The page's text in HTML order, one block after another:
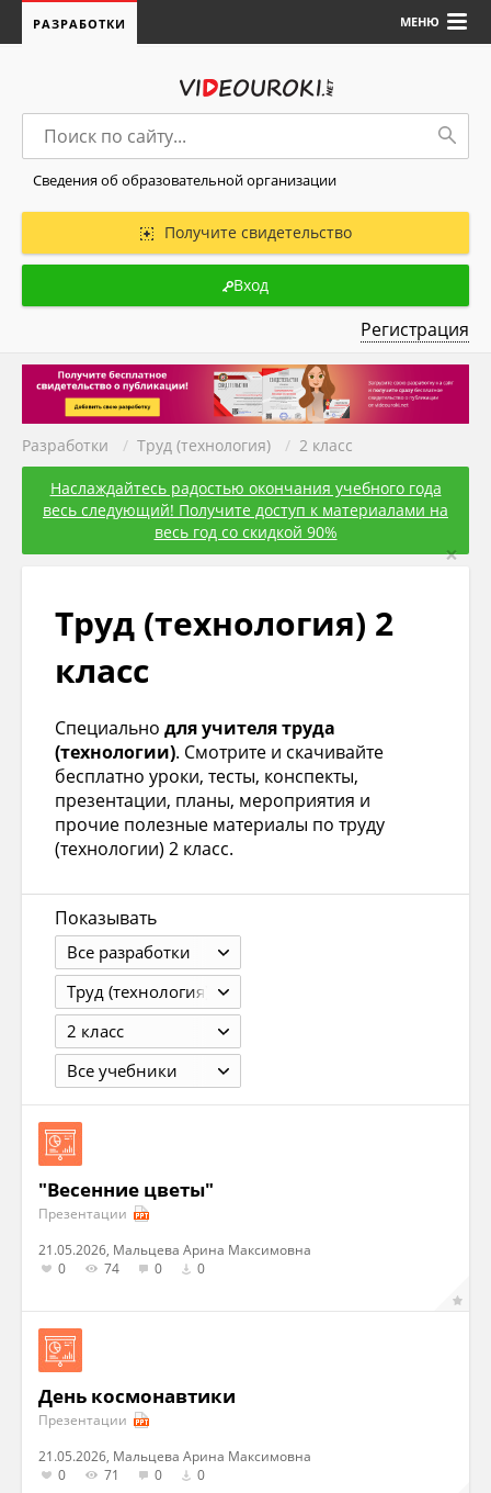
МЕНЮ
РАЗРАБОТКИ
Сведения об образовательной организации
Получите свидетельство
Вход
Регистрация
Разработки / Труд (технология) / 2 класс
Наслаждайтесь радостью окончания учебного года
весь следующий! Получите доступ к материалами на
весь год со скидкой 90%
×
Труд (технология) 2
класс
Специально для учителя труда
(технологии). Смотрите и скачивайте
бесплатно уроки, тесты, конспекты,
презентации, планы, мероприятия и
прочие полезные материалы по труду
(технологии) 2 класс.
Показывать
Все разработки
Труд (технология)
2 класс
Все учебники
"Весенние цветы"
Презентации
21.05.2026, Мальцева Арина Максимовна
0
74 0 0
День космонавтики
Презентации
21.05.2026, Мальцева Арина Максимовна
0
71 0 0